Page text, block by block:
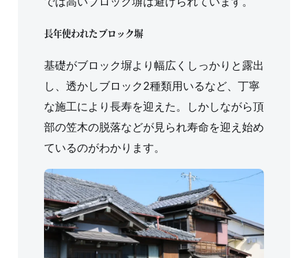
長年使われたブロック塀
基礎がブロック塀より幅広くしっかりと露出
し、透かしブロック2種類用いるなど、丁寧
な施工により長寿を迎えた。しかしながら頂
部の笠木の脱落などが見られ寿命を迎え始め
ているのがわかります。